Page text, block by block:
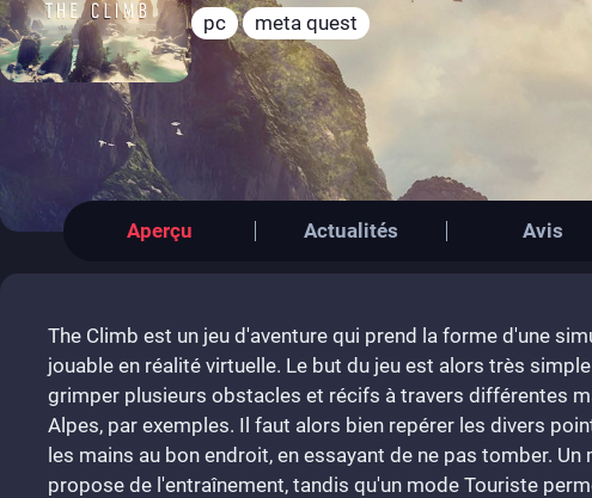
pc meta quest
Aperçu Actualités Avis
The Climb est un jeu d'aventure qui prend la forme d'une
jouable en réalité virtuelle. Le but du jeu est alors très
grimper plusieurs obstacles et récifs à travers différentes
Alpes, par exemples. Il faut alors bien repérer les divers
les mains au bon endroit, en essayant de ne pas tomber. Un
propose de l'entraînement, tandis qu'un mode Touriste